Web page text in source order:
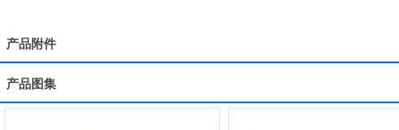
产品附件
产品图集